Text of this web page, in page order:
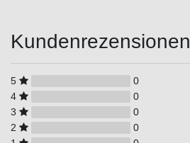
Kundenrezensionen
5
0
4
0
3
0
2
0